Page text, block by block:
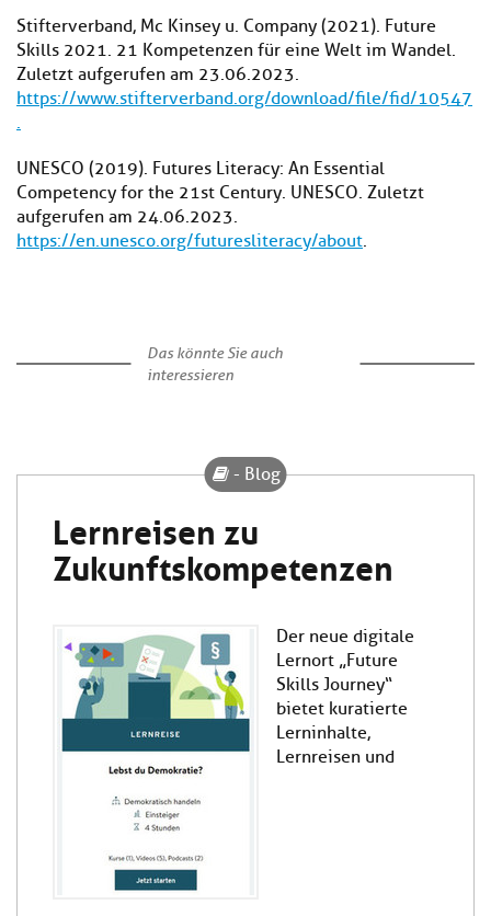
Stifterverband, Mc Kinsey u. Company (2021). Future
Skills 2021. 21 Kompetenzen für eine Welt im Wandel.
Zuletzt aufgerufen am 23.06.2023.
https://www.stifterverband.org/download/file/fid/10547
.
UNESCO (2019). Futures Literacy: An Essential
Competency for the 21st Century. UNESCO. Zuletzt
aufgerufen am 24.06.2023.
https://en.unesco.org/futuresliteracy/about.
Das könnte Sie auch
interessieren
Lernreisen zu
Zukunftskompetenzen
- Blog
Der neue digitale
Lernort „Future
Skills Journey“
bietet kuratierte
Lerninhalte,
Lernreisen und